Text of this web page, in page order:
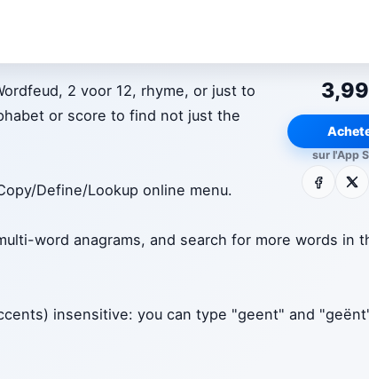
sur l'App
Facebook
2 voor 12, rhyme, or just to
or score to find not just the
Define/Lookup online menu.
word anagrams, and search for more words in
insensitive: you can type "geent" and